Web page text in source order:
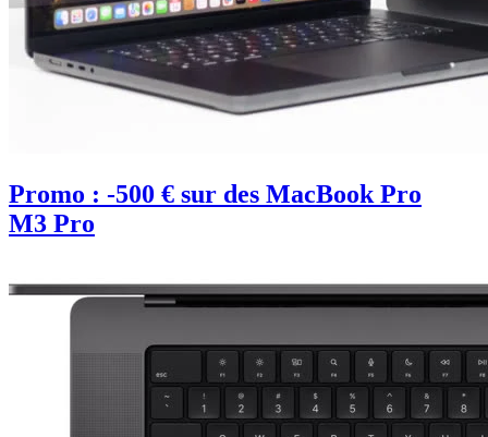
Promo : -500 € sur des MacBook Pro
M3 Pro